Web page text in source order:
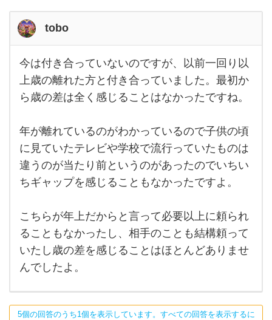
上
の
年
の
差
カ
プ
ル
の
方
い
ら
っ
し
い
tobo
今は
付き
合っ
てい
す
が、
以前
一回
り以
上歳
の離
付き
合っ
てい
今は付き合っていないのですが、以前一回り以
上歳の離れた方と付き合っていました。最初か
ら歳の差は全く感じることはなかったですね。
年が離れているのがわかっているので子供の頃
に見ていたテレビや学校で流行っていたものは
違うのが当たり前というのがあったのでいちい
ちギャップを感じることもなかったですよ。
こちらが年上だからと言って必要以上に頼られ
ることもなかったし、相手のことも結構頼って
いたし歳の差を感じることはほとんどありませ
んでしたよ。
5個の回答のうち1個を表示しています。すべての回答を表示するに